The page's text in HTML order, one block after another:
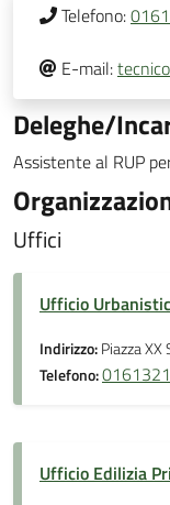
Telefono:
E-mail:
Deleghe/
Assistente al RUP
Uffici
Ufficio
Indirizzo:Piazza
Telefono:
Ufficio Edilizia